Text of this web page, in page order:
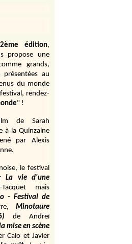
édition,
propose une
grands,
au
du monde
rendez-
" !
de Sarah
à la Quinzaine
par Alexis
le festival
La vie d'une
mais
- Festival de
Minotaure
de Andreï
mise en scène
Calo et Javier